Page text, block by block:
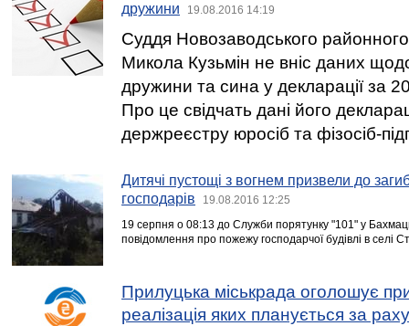
дружини
19.08.2016 14:19
Cуддя Новозаводського
Микола Кузьмін не вніс даних
дружини та сина у декларації за
Про це свідчать дані його
держреєстру юросіб та фізосіб-
Дитячі пустощі з вогнем призвели до
господарів
19.08.2016 12:25
19 серпня о 08:13 до Служби порятунку "101" у
повідомлення про пожежу господарчої будівлі в селі
Прилуцька міськрада оголошує
реалізація яких планується за